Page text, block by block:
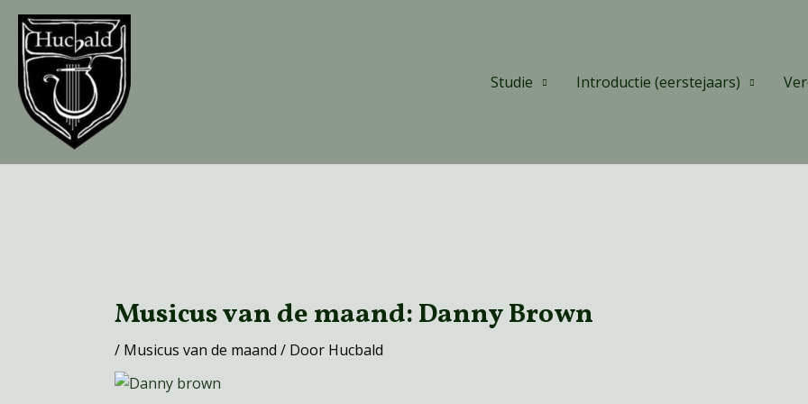
naar
inhoud
Studie Introductie (eerstejaars)
Musicus van de maand: Danny Brown
/ Musicus van de maand / Door Hucbald